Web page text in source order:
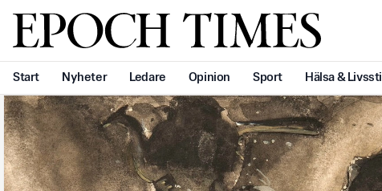
Svenska Epoch Times
Start Nyheter Ledare Opinion Sport Hälsa & Livsstil